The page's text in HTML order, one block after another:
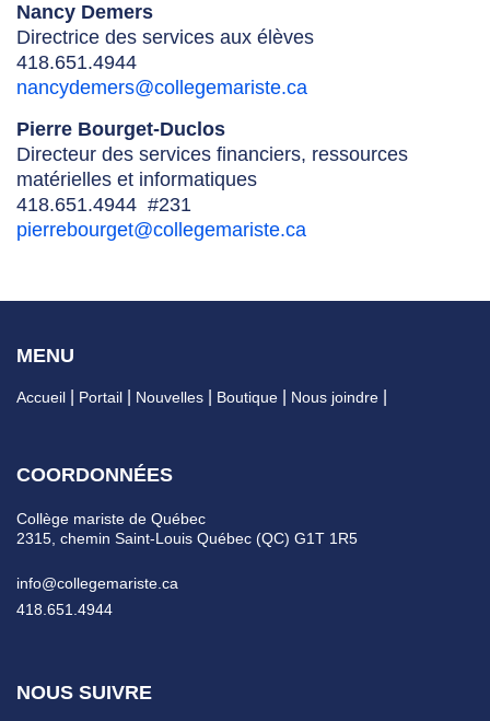
Nancy Demers
Directrice des services aux élèves
418.651.4944
nancydemers@collegemariste.ca
Pierre Bourget-Duclos
Directeur des services financiers, ressources
matérielles et informatiques
418.651.4944 #231
pierrebourget@collegemariste.ca
MENU
Accueil Portail Nouvelles Boutique Nous joindre
COORDONNÉES
Collège mariste de Québec
2315, chemin Saint-Louis Québec (QC) G1T 1R5
info@collegemariste.ca
418.651.4944
NOUS SUIVRE